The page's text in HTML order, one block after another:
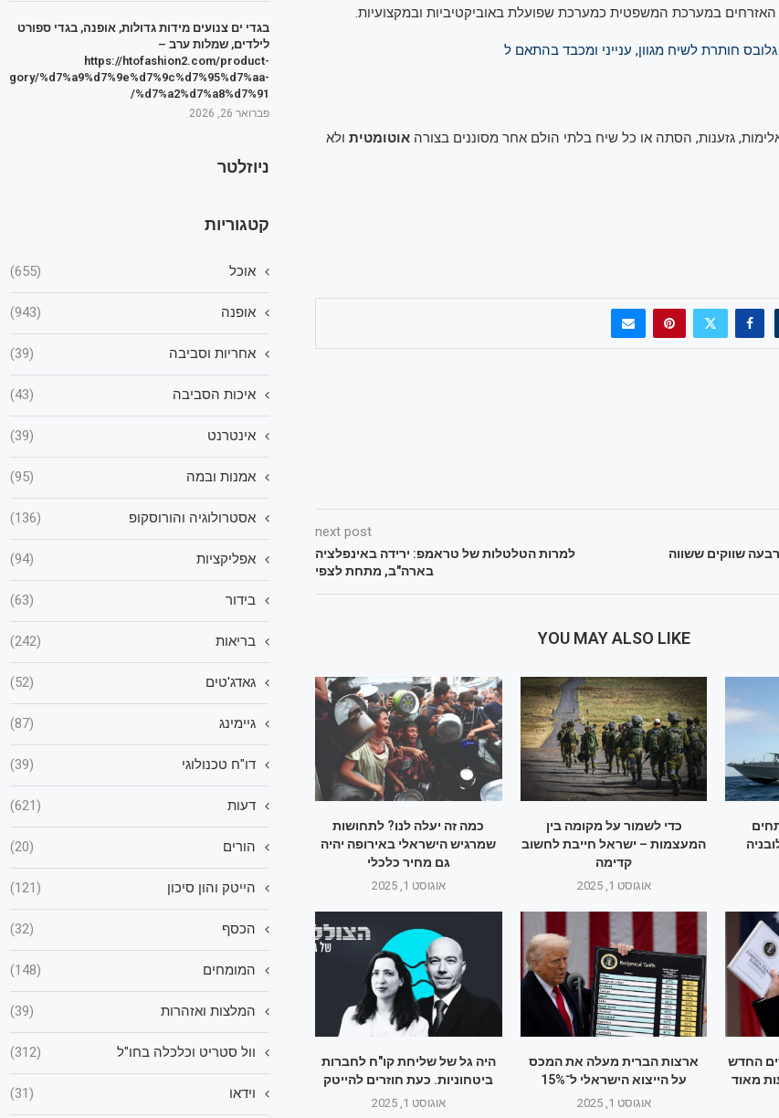
במערכת המשפטית כמערכת שפועלת באוביקטיביות ובמקצועיות.
חותרת לשיח מגוון, ענייני ומכבד בהתאם ל
אלימות, גזענות, הסתה או כל שיח בלתי הולם אחר מסוננים בצורה אוטומטיתולא
שווקים ששווה
next post
למרות הטלטלות של טראמפ: ירידה באינפלציה
בארה"ב, מתחת לצפי
YOU MAY ALSO LIKE
כמה זה יעלה לנו? לתחושות
שמרגיש הישראלי באירופה יהיה
גם מחיר כלכלי
אוגוסט 1, 2025
כדי לשמור על מקומה בין
המעצמות – ישראל חייבת לחשוב
קדימה
אוגוסט 1, 2025
היה גל של שליחת קו"ח לחברות
ביטחוניות. כעת חוזרים להייטק
אוגוסט 1, 2025
ארצות הברית מעלה את המכס
על הייצוא הישראלי ל־15%
אוגוסט 1, 2025
החדש
מאוד
בגדי ים צנועים מידות גדולות, אופנה, בגדי ספורט
לילדים, שמלות ערב –
https://htofashion2.com/product-
%d7%a9%d7%9e%d7%9c%d7%95%d7%aa-
%d7%a2%d7%a8%d7%91/
פברואר 26, 2026
ניוזלטר
קטגוריות
אוכל (655)
אופנה (943)
אחריות וסביבה (39)
איכות הסביבה (43)
אינטרנט (39)
אמנות ובמה (95)
אסטרולוגיה והורוסקופ (136)
אפליקציות (94)
בידור (63)
בריאות (242)
גאדג'טים (52)
גיימינג (87)
דו"ח טכנולוגי (39)
דעות (621)
הורים (20)
הייטק והון סיכון (121)
הכסף (32)
המומחים (148)
המלצות ואזהרות (39)
וול סטריט וכלכלה בחו"ל (312)
וידאו (31)